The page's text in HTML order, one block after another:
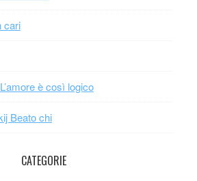
cari
è così logico
Beato chi
CATEGORIE